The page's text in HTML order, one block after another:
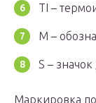
TI –
M –
S –
Маркировка